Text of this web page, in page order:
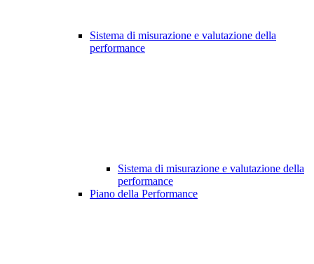
Sistema di misurazione e valutazione della
performance
Sistema di misurazione e valutazione della
performance
Piano della Performance